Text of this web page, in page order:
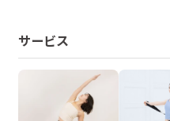
サービス